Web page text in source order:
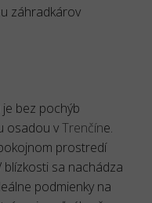
záhradkárov
bez pochýb
osadou vTrenčíne.
prostredí
sa nachádza
podmienky na